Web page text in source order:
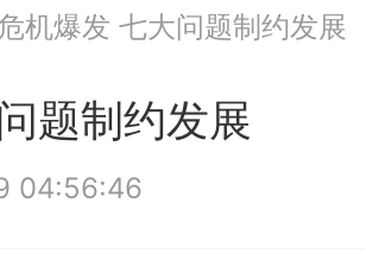
机爆发 七大问题制约发展
题制约发展
04:56:46